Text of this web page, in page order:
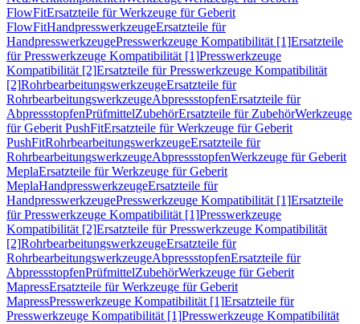
FlowFitErsatzteile für Werkzeuge für Geberit
FlowFitHandpresswerkzeugeErsatzteile für
HandpresswerkzeugePresswerkzeuge Kompatibilität [1]Ersatzteile
für Presswerkzeuge Kompatibilität [1]Presswerkzeuge
Kompatibilität [2]Ersatzteile für Presswerkzeuge Kompatibilität
[2]RohrbearbeitungswerkzeugeErsatzteile für
RohrbearbeitungswerkzeugeAbpressstopfenErsatzteile für
AbpressstopfenPrüfmittelZubehörErsatzteile für ZubehörWerkzeuge
für Geberit PushFitErsatzteile für Werkzeuge für Geberit
PushFitRohrbearbeitungswerkzeugeErsatzteile für
RohrbearbeitungswerkzeugeAbpressstopfenWerkzeuge für Geberit
MeplaErsatzteile für Werkzeuge für Geberit
MeplaHandpresswerkzeugeErsatzteile für
HandpresswerkzeugePresswerkzeuge Kompatibilität [1]Ersatzteile
für Presswerkzeuge Kompatibilität [1]Presswerkzeuge
Kompatibilität [2]Ersatzteile für Presswerkzeuge Kompatibilität
[2]RohrbearbeitungswerkzeugeErsatzteile für
RohrbearbeitungswerkzeugeAbpressstopfenErsatzteile für
AbpressstopfenPrüfmittelZubehörWerkzeuge für Geberit
MapressErsatzteile für Werkzeuge für Geberit
MapressPresswerkzeuge Kompatibilität [1]Ersatzteile für
Presswerkzeuge Kompatibilität [1]Presswerkzeuge Kompatibilität